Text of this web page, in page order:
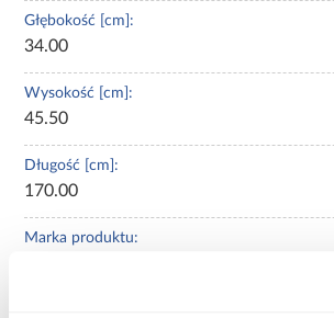
Głębokość [cm]:
34.00
Wysokość [cm]:
45.50
Długość [cm]:
170.00
Marka produktu: